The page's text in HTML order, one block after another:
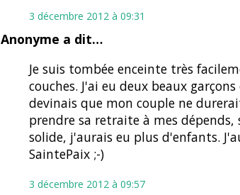
3 décembre 2012 à 09:31
Anonyme a dit…
Je suis tombée enceinte très
couches. J'ai eu deux beaux
devinais que mon couple ne
prendre sa retraite à mes dépends,
solide, j'aurais eu plus d'enfants.
SaintePaix ;-)
3 décembre 2012 à 09:57